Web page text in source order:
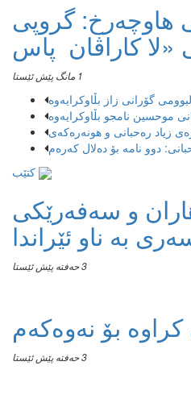
هاوچەرخ: گروپی
1 مانگ پێش ئێستا
و سەفەرێکی
بە ناو ئێراندا
3 حەفتە پێش ئێستا
کراوە بۆ نەوەکەم
3 حەفتە پێش ئێستا